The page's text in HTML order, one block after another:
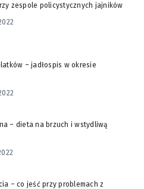
zespole policystycznych jajników
– jadłospis w okresie
– dieta na brzuch i wstydliwą
– co jeść przy problemach z